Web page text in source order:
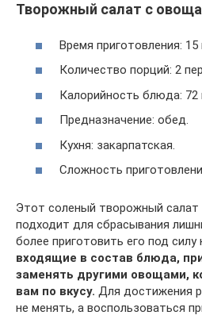
Творожный салат с
Время приготовления: 15
Количество порций: 2
Калорийность блюда: 72
Предназначение: обед.
Кухня: закарпатская.
Сложность
Этот соленый творожный
подходит для сбрасывания
более приготовить его под силу
входящие в состав блюда,
заменять другими овощами,
вам по вкусу. Для достижения
не менять, а воспользоваться